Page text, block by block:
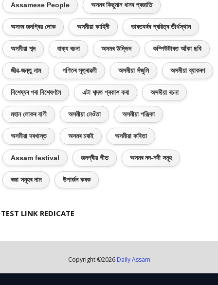
Assamese People অসমৰ কিছুমান ধানৰ প্ৰজাতি
অসমৰ জনপ্ৰিয় লোক অসমীয়া কাহিনী ভাৰতবৰ্ষৰ প্ৰৱিত্ৰ তীৰ্থস্থান
অসমীয়া শব্দ বাক্য ৰচনা অসমৰ উদ্ভিদ কম্পিউটাৰত আঁকা ছবি
জীৱ-জন্তু নাম গণিতৰ সূত্ৰাৱলী অসমীয়া সঁজুলি অসমীয়া ব্যাকৰণ
বিশেষ্যৰ পৰা বিশেষণলৈ এটা শব্দত প্ৰকাশ কৰা অসমীয়া ৰচনা
মহান লোকৰ বাণী অসমীয়া নেওঁতা অসমীয়া পঞ্জিকা
অসমীয়া দৰখাস্ত অসমৰ চৰাই অসমীয়া কবিতা
Assam festival জনপ্ৰীয় গীত অসমৰ নদ-নদী সমূহ
ৰজা সমূহৰ নাম উপাৰ্জন কৰক
TEST LINK REDICATE
Copyright ©2026 Daily Assam